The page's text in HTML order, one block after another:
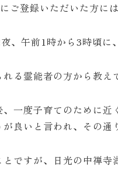
ご登録いただいた方に
、午前1時から3時頃に
る霊能者の方から教え
一度子育てのために
良いと言われ、その通
ですが、日光の中禅